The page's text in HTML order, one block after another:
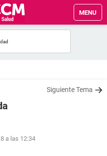
MENU
Siguiente Tema
a las 12:34